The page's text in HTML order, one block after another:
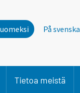
På svenska
Tietoa meistä